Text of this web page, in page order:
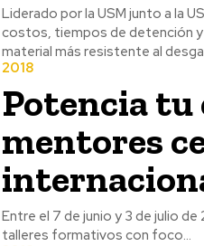
Liderado por la USM junto a la
costos, tiempos de detención y
material más resistente al
2018
Potencia
mentores
Entre el 7 de junio y 3 de julio
talleres formativos con foco...